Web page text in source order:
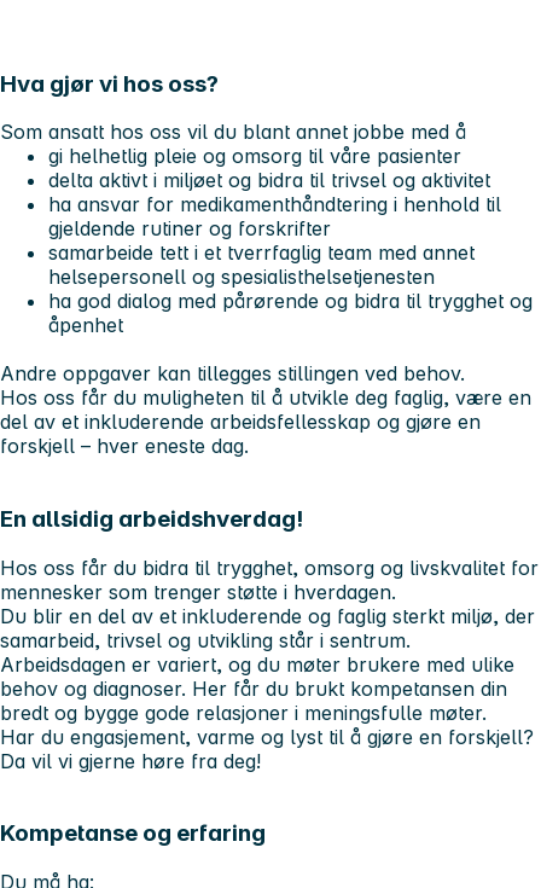
Hva gjør vi hos oss?
Som ansatt hos oss vil du blant annet jobbe med å
gi helhetlig pleie og omsorg til våre pasienter
delta aktivt i miljøet og bidra til trivsel og aktivitet
ha ansvar for medikamenthåndtering i henhold til
gjeldende rutiner og forskrifter
samarbeide tett i et tverrfaglig team med annet
helsepersonell og spesialisthelsetjenesten
ha god dialog med pårørende og bidra til trygghet og
åpenhet
Andre oppgaver kan tillegges stillingen ved behov.
Hos oss får du muligheten til å utvikle deg faglig, være en
del av et inkluderende arbeidsfellesskap og gjøre en
forskjell – hver eneste dag.
En allsidig arbeidshverdag!
Hos oss får du bidra til trygghet, omsorg og livskvalitet for
mennesker som trenger støtte i hverdagen.
Du blir en del av et inkluderende og faglig sterkt miljø, der
samarbeid, trivsel og utvikling står i sentrum.
Arbeidsdagen er variert, og du møter brukere med ulike
behov og diagnoser. Her får du brukt kompetansen din
bredt og bygge gode relasjoner i meningsfulle møter.
Har du engasjement, varme og lyst til å gjøre en forskjell?
Da vil vi gjerne høre fra deg!
Kompetanse og erfaring
Du må ha: